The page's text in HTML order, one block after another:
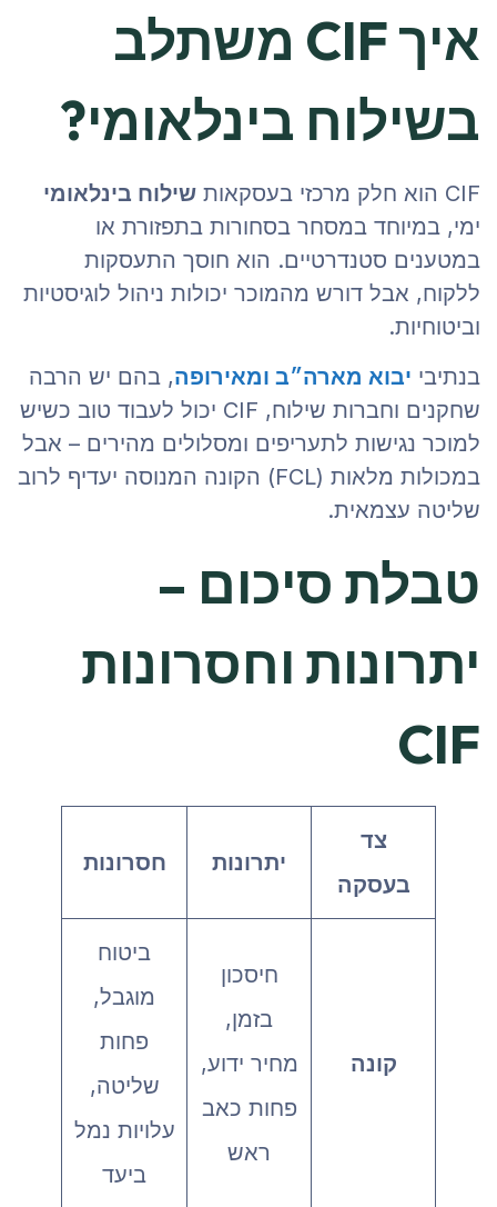
איך CIF משתלב
בשילוח בינלאומי?
CIF הוא חלק מרכזי בעסקאות
שילוח בינלאומי
ימי, במיוחד במסחר בסחורות בתפזורת או
במטענים סטנדרטיים. הוא חוסך התעסקות
ללקוח, אבל דורש מהמוכר יכולות ניהול לוגיסטיות
וביטוחיות.
בנתיבייבוא מארה״ב ומאירופה, בהם יש הרבה
שחקנים וחברות שילוח, CIF יכול לעבוד טוב כשיש
למוכר נגישות לתעריפים ומסלולים מהירים – אבל
במכולות מלאות (FCL) הקונה המנוסה יעדיף לרוב
שליטה עצמאית.
טבלת סיכום –
יתרונות וחסרונות
CIF
צד
בעסקה
יתרונות חסרונות
קונה
חיסכון
בזמן,
מחיר ידוע,
פחות כאב
ראש
ביטוח
מוגבל,
פחות
שליטה,
עלויות נמל
ביעד